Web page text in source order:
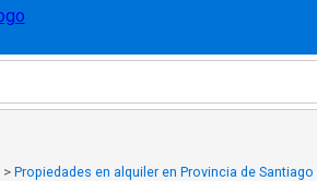
> Propiedades en alquiler en Provincia de Santiago